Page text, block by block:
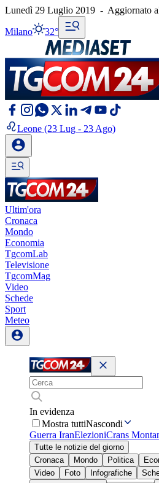
Lunedì 29 Luglio 2019 - Aggiornato
Milano 32°
Leone (23 Lug - 23 Ago)
Ultim'ora
Cronaca
Mondo
Economia
TgcomLab
Televisione
TgcomMag
Video
Schede
Sport
Meteo
In evidenza
Mostra tuttiNascondi
Guerra IranElezioniCrans
Tutte le notizie del giorno
Cronaca
Mondo Politica
Video
Foto Infografiche